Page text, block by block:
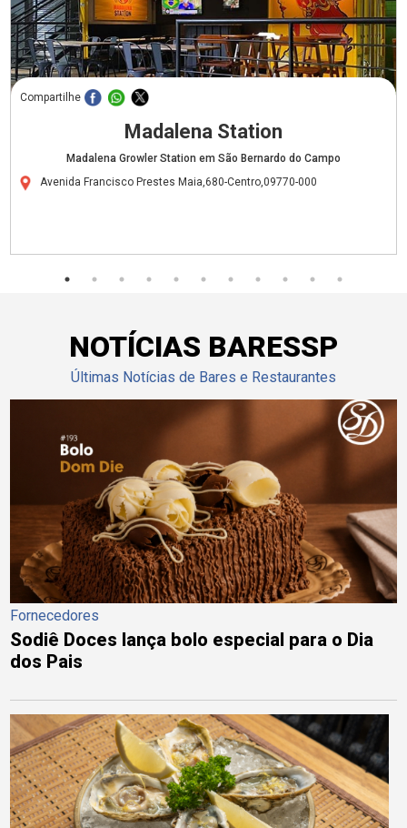
Compartilhe
Madalena Station
Madalena Growler Station em São Bernardo do Campo
Avenida Francisco Prestes Maia,680-Centro,09770-000
NOTÍCIAS BARESSP
Últimas Notícias de Bares e Restaurantes
Fornecedores
Sodiê Doces lança bolo especial para o Dia
dos Pais